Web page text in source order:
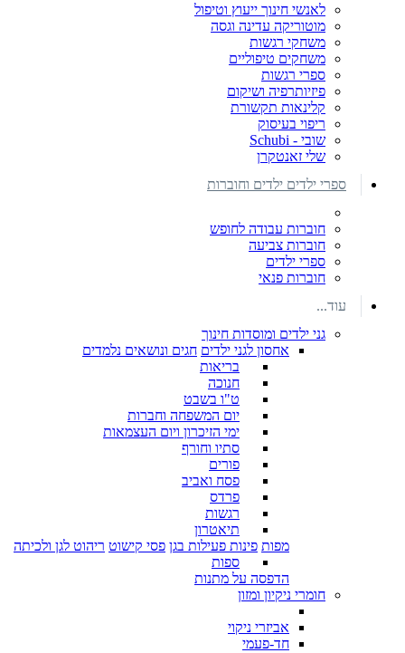
לאנשי חינוך ייעוץ וטיפול
מוטוריקה עדינה וגסה
משחקי רגשות
משחקים טיפוליים
ספרי רגשות
פיזיותרפיה ושיקום
קלינאות תקשורת
ריפוי בעיסוק
שובי - Schubi
שלי זאנטקרן
ספרי ילדים ילדים וחוברות
חוברות עבודה לחופש
חוברות צביעה
ספרי ילדים
חוברות פנאי
עוד...
גני ילדים ומוסדות חינוך
אחסון לגני ילדים חגים ונושאים נלמדים
בריאות
חנוכה
ט"ו בשבט
יום המשפחה וחברות
ימי הזיכרון ויום העצמאות
סתיו וחורף
פורים
פסח ואביב
פרדס
רגשות
תיאטרון
מפות פינות פעילות בגן פסי קישוט ריהוט לגן ולכיתה
ספות
הדפסה על מתנות
חומרי ניקיון ומזון
אביזרי ניקוי
חד-פעמי